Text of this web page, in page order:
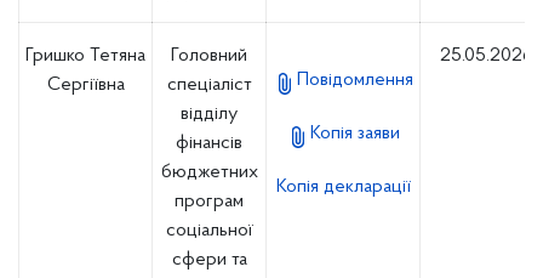
Гришко Тетяна
Сергіївна
Головний
спеціаліст
відділу
фінансів
бюджетних
програм
соціальної
сфери та
Повідомлення
Копія заяви
Копія декларації
25.05.2026